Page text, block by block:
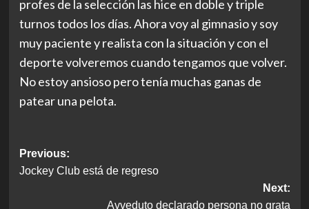
profes de la selección las hice en doble y triple
turnos todos los días. Ahora voy al gimnasio y soy
muy paciente y realista con la situación y con el
deporte volveremos cuando tengamos que volver.
No estoy ansioso pero tenía muchas ganas de
patear una pelota.
Post
navigation
Previous:
Jockey Club está de regreso
Next:
Avveduto declarado persona no grata